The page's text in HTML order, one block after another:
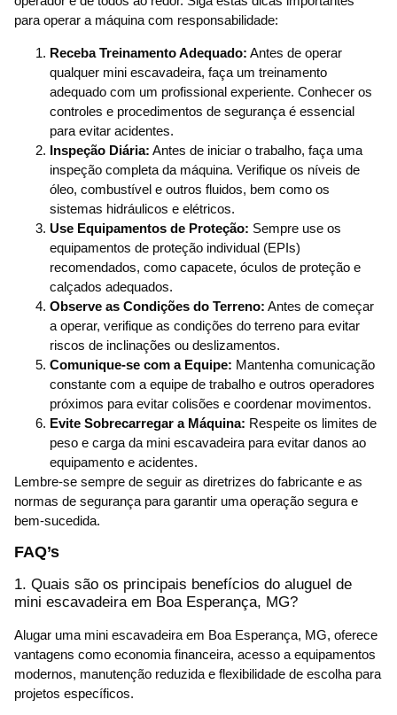
para operar a máquina com responsabilidade:
Receba Treinamento Adequado: Antes de operar
qualquer mini escavadeira, faça um treinamento
adequado com um profissional experiente. Conhecer os
controles e procedimentos de segurança é essencial
para evitar acidentes.
Inspeção Diária: Antes de iniciar o trabalho, faça uma
inspeção completa da máquina. Verifique os níveis de
óleo, combustível e outros fluidos, bem como os
sistemas hidráulicos e elétricos.
Use Equipamentos de Proteção: Sempre use os
equipamentos de proteção individual (EPIs)
recomendados, como capacete, óculos de proteção e
calçados adequados.
Observe as Condições do Terreno: Antes de começar
a operar, verifique as condições do terreno para evitar
riscos de inclinações ou deslizamentos.
Comunique-se com a Equipe: Mantenha comunicação
constante com a equipe de trabalho e outros operadores
próximos para evitar colisões e coordenar movimentos.
Evite Sobrecarregar a Máquina: Respeite os limites de
peso e carga da mini escavadeira para evitar danos ao
equipamento e acidentes.
Lembre-se sempre de seguir as diretrizes do fabricante e as
normas de segurança para garantir uma operação segura e
bem-sucedida.
FAQ’s
1. Quais são os principais benefícios do aluguel de
mini escavadeira em Boa Esperança, MG?
Alugar uma mini escavadeira em Boa Esperança, MG, oferece
vantagens como economia financeira, acesso a equipamentos
modernos, manutenção reduzida e flexibilidade de escolha para
projetos específicos.